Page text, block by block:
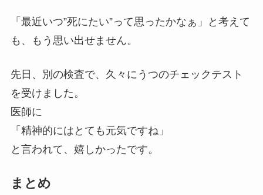
「最近いつ”死にたい”って思ったかなぁ」と考えて
も、もう思い出せません。
先日、別の検査で、久々にうつのチェックテスト
を受けました。
医師に
「精神的にはとても元気ですね」
と言われて、嬉しかったです。
まとめ